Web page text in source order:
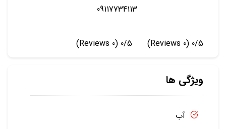
09117734113
0/5
(0 Reviews)
0/5
(0 Reviews)
ویژگی ها
آب